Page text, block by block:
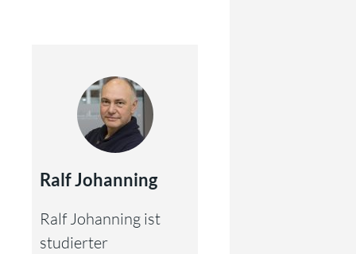
Ralf Johanning
Ralf Johanning ist
studierter